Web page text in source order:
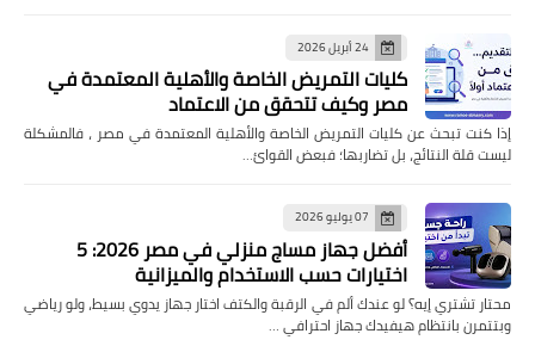
24 أبريل 2026
كليات التمريض الخاصة والأهلية المعتمدة في
مصر وكيف تتحقق من الاعتماد
إذا كنت تبحث عن كليات التمريض الخاصة والأهلية المعتمدة في مصر ، فالمشكلة
ليست قلة النتائج، بل تضاربها؛ فبعض القوائ…
07 يوليو 2026
أفضل جهاز مساج منزلي في مصر 2026: 5
اختيارات حسب الاستخدام والميزانية
محتار تشتري إيه؟ لو عندك ألم في الرقبة والكتف اختار جهاز يدوي بسيط، ولو رياضي
وبتتمرن بانتظام هيفيدك جهاز احترافي …